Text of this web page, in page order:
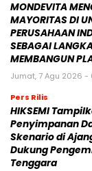
MONDEVITA
MAYORITAS DI
PERUSAHAAN
SEBAGAI
MEMBANGUN
Jumat, 7 Agu 2026 -
Pers Rilis
HIKSEMI
Penyimpanan
Skenario di
Dukung
Tenggara